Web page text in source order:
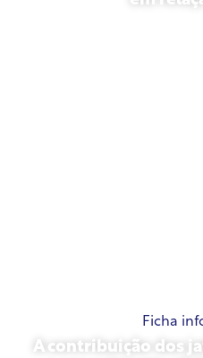
Ficha
A contribuição dos